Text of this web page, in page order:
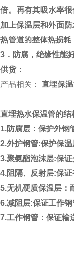
倍。再有其吸水率
加上保温层和外面
热管道的整体热损耗
3 ．防腐，绝缘性能
供货：
产品相关：
直埋保
直埋热水保温管的结
1.防腐层：保护外
2.外护钢管:保护保
3.聚氨酯泡沫层:保
4.阻隔、反射层:保
5.无机硬质保温层
6.减阻层:保证工作
7.工作钢管：保证输